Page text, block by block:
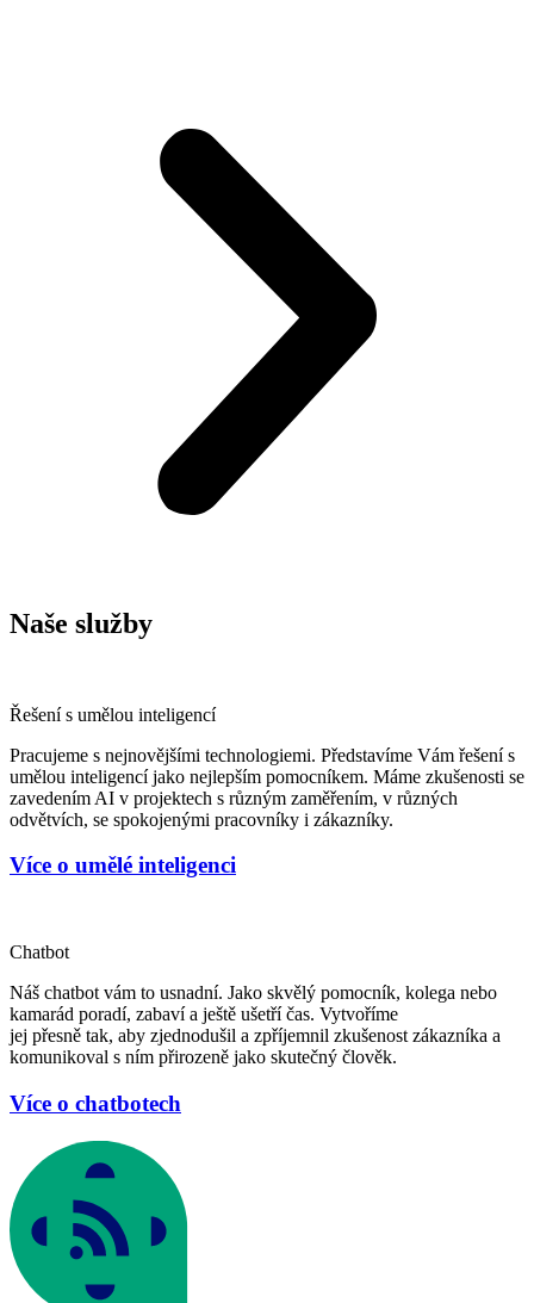
Naše služby
Řešení s umělou inteligencí
Pracujeme s nejnovějšími technologiemi. Představíme Vám řešení s
umělou inteligencí jako nejlepším pomocníkem. Máme zkušenosti se
zavedením AI v projektech s různým zaměřením, v různých
odvětvích, se spokojenými pracovníky i zákazníky.
Více o umělé inteligenci
Chatbot
Náš chatbot vám to usnadní. Jako skvělý pomocník, kolega nebo
kamarád poradí, zabaví a ještě ušetří čas. Vytvoříme
jej přesně tak, aby zjednodušil a zpříjemnil zkušenost zákazníka a
komunikoval s ním přirozeně jako skutečný člověk.
Více o chatbotech